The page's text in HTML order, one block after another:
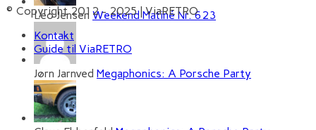
Leo Jensen Weekend Matiné Nr. 623
Jørn Jarnved Megaphonics: A Porsche Party
© Copyright 2012 - 2025 | ViaRETRO
Kontakt
Guide til ViaRETRO